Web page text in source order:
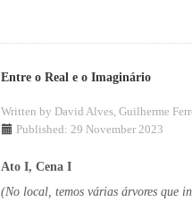
Entre o Real e o Imaginário
Written by David Alves, Guilherme
Published: 29 November 2023
Ato I, Cena I
(No local, temos várias árvores que